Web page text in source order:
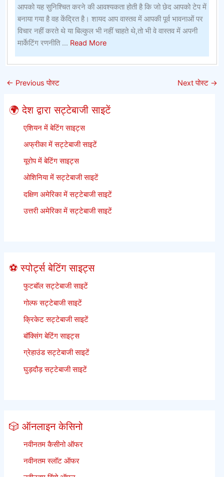
डार्ट्स
के
लिए
ऑनलाइन
आपको यह सुनिश्चित करने की आवश्यकता होती है कि जो छेद आपको टेप में
बनाया गया है वह केंद्रित है। शायद आप वास्तव में आपकी पूर्व भावनाओं पर
विचार नहीं करते थे या बिल्कुल भी नहीं चाहते थे,तो भी वे वास्तव में अपनी
मार्केटिंग रणनीति ... Read Moreabout
पनामा
विवरण
आपको
कभी
← Previous पोस्ट Next पोस्ट →
🌍 देश द्वारा सट्टेबाजी साइटें
एशियन में बेटिंग साइट्स
अफ्रीका में सट्टेबाजी साइटें
यूरोप में बेटिंग साइट्स
ओशिनिया में सट्टेबाजी साइटें
दक्षिण अमेरिका में सट्टेबाजी साइटें
उत्तरी अमेरिका में सट्टेबाजी साइटें
⚽ स्पोर्ट्स बेटिंग साइट्स
फुटबॉल सट्टेबाजी साइटें
गोल्फ सट्टेबाजी साइटें
क्रिकेट सट्टेबाजी साइटें
बॉक्सिंग बेटिंग साइट्स
ग्रेहाउंड सट्टेबाजी साइटें
घुड़दौड़ सट्टेबाजी साइटें
🎲 ऑनलाइन केसिनो
नवीनतम कैसीनो ऑफर
नवीनतम स्लॉट ऑफर